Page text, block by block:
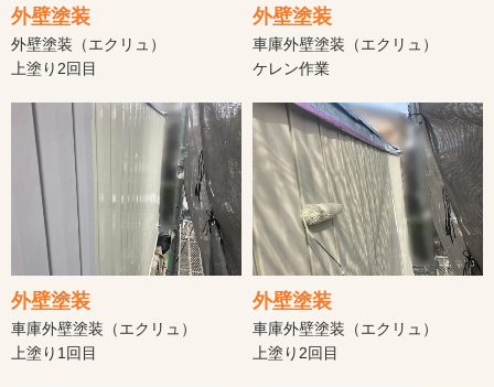
外壁塗装
外壁塗装（エクリュ）
上塗り2回目
外壁塗装
車庫外壁塗装（エクリュ）
ケレン作業
外壁塗装
車庫外壁塗装（エクリュ）
上塗り1回目
外壁塗装
車庫外壁塗装（エクリュ）
上塗り2回目